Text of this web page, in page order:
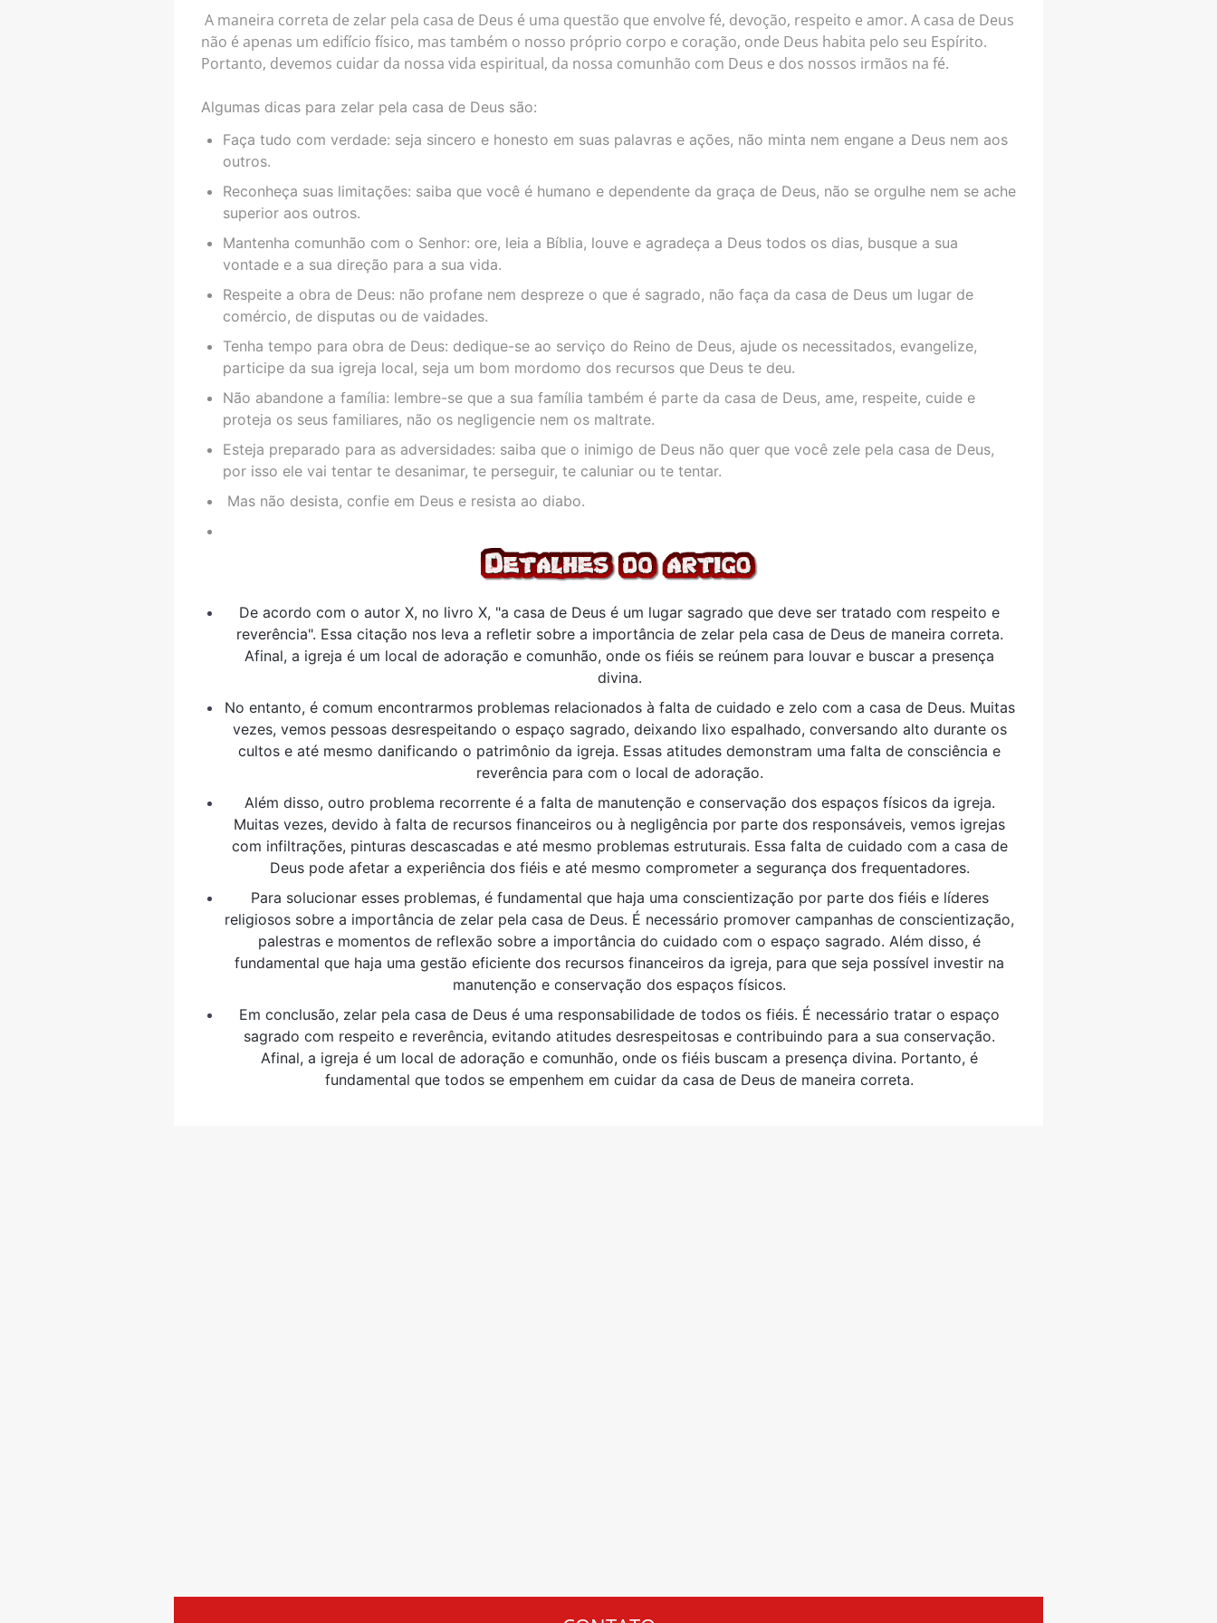
A maneira correta de zelar pela casa de Deus é uma questão que envolve fé, devoção, respeito e amor. A casa de Deus
não é apenas um edifício físico, mas também o nosso próprio corpo e coração, onde Deus habita pelo seu Espírito.
Portanto, devemos cuidar da nossa vida espiritual, da nossa comunhão com Deus e dos nossos irmãos na fé.
Algumas dicas para zelar pela casa de Deus são:
Faça tudo com verdade: seja sincero e honesto em suas palavras e ações, não minta nem engane a Deus nem aos
outros.
Reconheça suas limitações: saiba que você é humano e dependente da graça de Deus, não se orgulhe nem se ache
superior aos outros.
Mantenha comunhão com o Senhor: ore, leia a Bíblia, louve e agradeça a Deus todos os dias, busque a sua
vontade e a sua direção para a sua vida.
Respeite a obra de Deus: não profane nem despreze o que é sagrado, não faça da casa de Deus um lugar de
comércio, de disputas ou de vaidades.
Tenha tempo para obra de Deus: dedique-se ao serviço do Reino de Deus, ajude os necessitados, evangelize,
participe da sua igreja local, seja um bom mordomo dos recursos que Deus te deu.
Não abandone a família: lembre-se que a sua família também é parte da casa de Deus, ame, respeite, cuide e
proteja os seus familiares, não os negligencie nem os maltrate.
Esteja preparado para as adversidades: saiba que o inimigo de Deus não quer que você zele pela casa de Deus,
por isso ele vai tentar te desanimar, te perseguir, te caluniar ou te tentar.
Mas não desista, confie em Deus e resista ao diabo.
De acordo com o autor X, no livro X, "a casa de Deus é um lugar sagrado que deve ser tratado com respeito e
reverência". Essa citação nos leva a refletir sobre a importância de zelar pela casa de Deus de maneira correta.
Afinal, a igreja é um local de adoração e comunhão, onde os fiéis se reúnem para louvar e buscar a presença
divina.
No entanto, é comum encontrarmos problemas relacionados à falta de cuidado e zelo com a casa de Deus. Muitas
vezes, vemos pessoas desrespeitando o espaço sagrado, deixando lixo espalhado, conversando alto durante os
cultos e até mesmo danificando o patrimônio da igreja. Essas atitudes demonstram uma falta de consciência e
reverência para com o local de adoração.
Além disso, outro problema recorrente é a falta de manutenção e conservação dos espaços físicos da igreja.
Muitas vezes, devido à falta de recursos financeiros ou à negligência por parte dos responsáveis, vemos igrejas
com infiltrações, pinturas descascadas e até mesmo problemas estruturais. Essa falta de cuidado com a casa de
Deus pode afetar a experiência dos fiéis e até mesmo comprometer a segurança dos frequentadores.
Para solucionar esses problemas, é fundamental que haja uma conscientização por parte dos fiéis e líderes
religiosos sobre a importância de zelar pela casa de Deus. É necessário promover campanhas de conscientização,
palestras e momentos de reflexão sobre a importância do cuidado com o espaço sagrado. Além disso, é
fundamental que haja uma gestão eficiente dos recursos financeiros da igreja, para que seja possível investir na
manutenção e conservação dos espaços físicos.
Em conclusão, zelar pela casa de Deus é uma responsabilidade de todos os fiéis. É necessário tratar o espaço
sagrado com respeito e reverência, evitando atitudes desrespeitosas e contribuindo para a sua conservação.
Afinal, a igreja é um local de adoração e comunhão, onde os fiéis buscam a presença divina. Portanto, é
fundamental que todos se empenhem em cuidar da casa de Deus de maneira correta.